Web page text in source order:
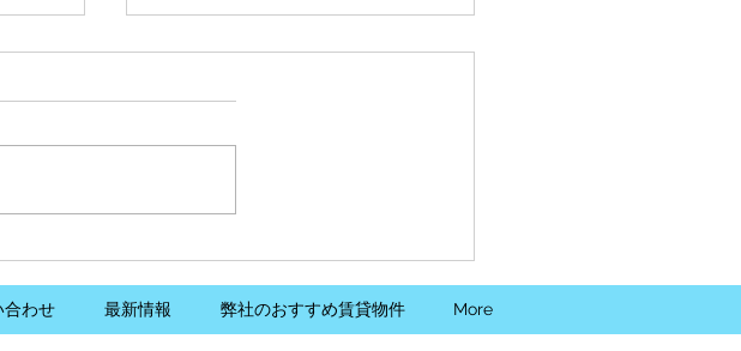
無
し
。
した
【８月・先着２名様限定】初
れているお客様から住宅ローンに
料、そして買い替えのお客様に於
かれては現在の契約中の住宅ロー
合わせ 最新情報 弊社のおすすめ賃貸物件 More